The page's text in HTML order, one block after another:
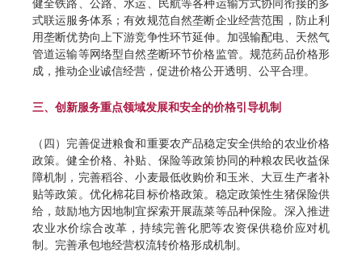
健全铁路、公路、水运、民航等各种运输方式协同衔接的多
式联运服务体系；有效规范自然垄断企业经营范围，防止利
用垄断优势向上下游竞争性环节延伸。加强输配电、天然气
管道运输等网络型自然垄断环节价格监管。规范药品价格形
成，推动企业诚信经营，促进价格公开透明、公平合理。
三、创新服务重点领域发展和安全的价格引导机制
（四）完善促进粮食和重要农产品稳定安全供给的农业价格
政策。健全价格、补贴、保险等政策协同的种粮农民收益保
障机制，完善稻谷、小麦最低收购价和玉米、大豆生产者补
贴等政策。优化棉花目标价格政策。稳定政策性生猪保险供
给，鼓励地方因地制宜探索开展蔬菜等品种保险。深入推进
农业水价综合改革，持续完善化肥等农资保供稳价应对机
制。完善承包地经营权流转价格形成机制。